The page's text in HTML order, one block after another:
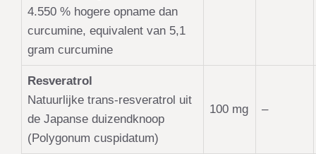
4.550 % hogere opname dan
curcumine, equivalent van 5,1
gram curcumine
Resveratrol
Natuurlijke trans-resveratrol uit
de Japanse duizendknoop
(Polygonum cuspidatum)
100 mg –